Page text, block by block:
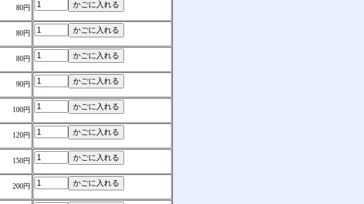
80円
80円
80円
90円
100円
120円
150円
200円